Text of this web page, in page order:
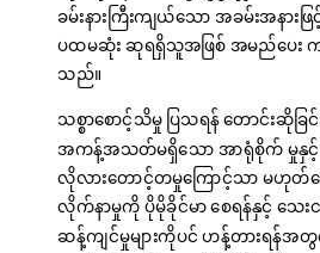
ခမ်းနားကြီးကျယ်သော အခမ်းအနား
ပထမဆုံး ဆုရရှိသူအဖြစ် အမည်ပေး
သည်။
သစ္စာစောင့်သိမှု ပြသရန် တောင်းဆိုခြ
အကန့်အသတ်မရှိသော အာရုံစိုက် မှုနှင့် ခ
လိုလားတောင့်တမှုကြောင့်သာ မဟုတ်
လိုက်နာမှုကို ပိုမိုခိုင်မာ စေရန်နှင့် သေ
ဆန့်ကျင်မှုများကိုပင် ဟန့်တားရန်